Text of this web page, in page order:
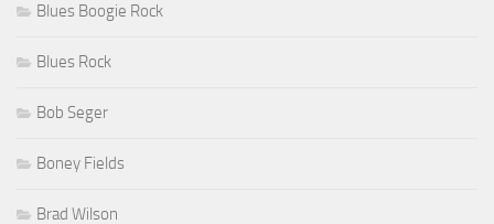
Blues Boogie Rock
Blues Rock
Bob Seger
Boney Fields
Brad Wilson